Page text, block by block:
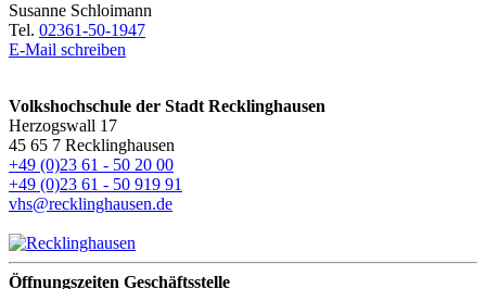
Susanne Schloimann
Tel. 02361-50-1947
E-Mail schreiben
Volkshochschule der Stadt Recklinghausen
Herzogswall 17
45 65 7 Recklinghausen
+49 (0)23 61 - 50 20 00
+49 (0)23 61 - 50 919 91
vhs@recklinghausen.de
Öffnungszeiten Geschäftsstelle